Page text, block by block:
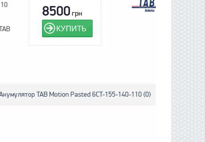
8500грн
КУПИТЬ
TAB Motion Pasted 6CT-155-140-110 (0)